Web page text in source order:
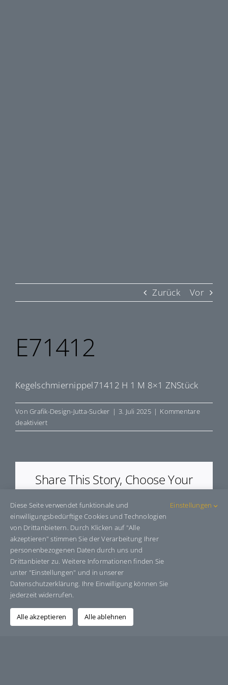
Zurück Vor
E71412
Kegelschmiernippel71412 H 1 M 8×1 ZNStück
VonGrafik-Design-Jutta-Sucker | 3. Juli 2025 | Kommentare
deaktiviertfür
E71412
Share This Story, Choose Your
Platform!
Facebook BlueskyReddit LinkedInWhatsAppTelegram
E-
Mail
Über den Autor:Grafik-Design-Jutta-Sucker
Diese Seite verwendet funktionale und
einwilligungsbedürftige Cookies und Technologien
von Drittanbietern. Durch Klicken auf "Alle
akzeptieren" stimmen Sie der Verarbeitung Ihrer
personenbezogenen Daten durch uns und
Drittanbieter zu. Weitere Informationen finden Sie
unter "Einstellungen" und in unserer
Datenschutzerklärung. Ihre Einwilligung können Sie
jederzeit widerrufen.
Einstellungen
Alle akzeptieren Alle ablehnen